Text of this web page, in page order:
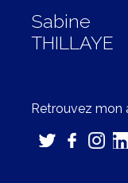
Sabine
THILLAYE
Retrouvez mon